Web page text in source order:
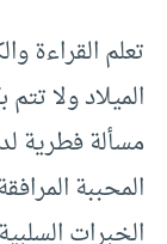
تعلم القراءة
الميلاد ولا
مسألة فطرية
المحببة
الخبرات